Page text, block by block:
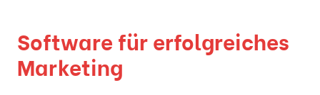
Software für erfolgreiches
Marketing